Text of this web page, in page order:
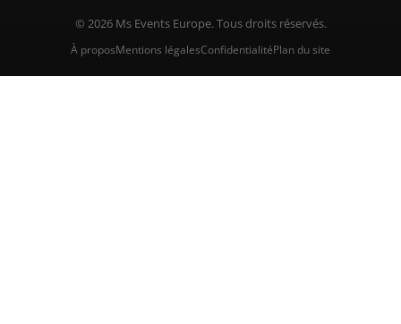
© 2026 Ms Events Europe. Tous droits réservés.
À proposMentions légalesConfidentialitéPlan du site